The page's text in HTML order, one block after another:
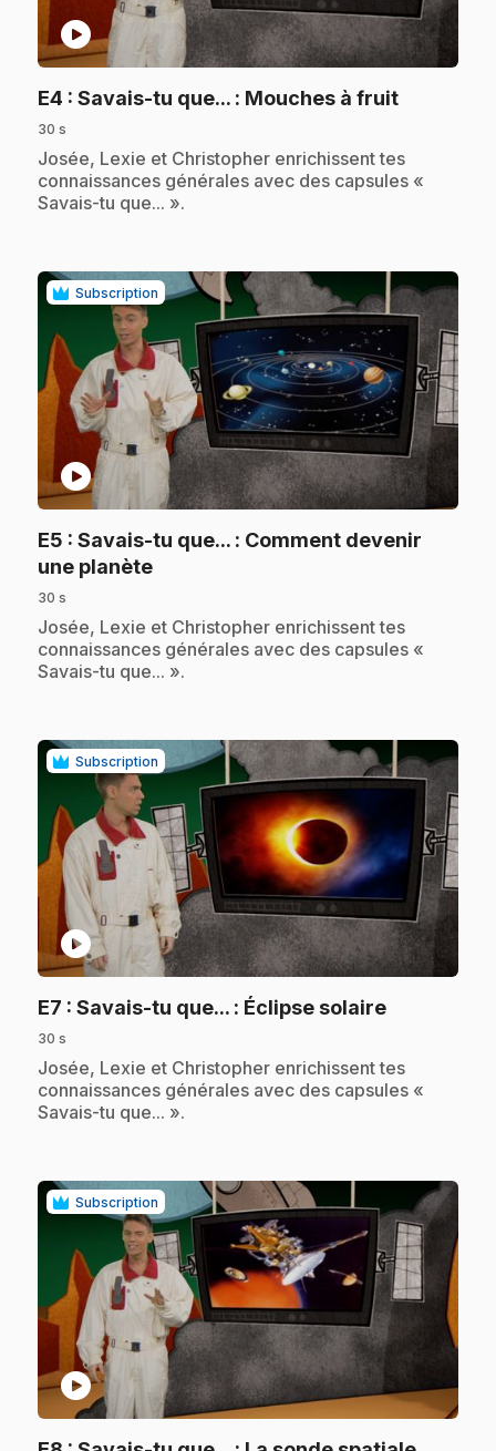
play_circle
E4 : Savais-tu que... : Mouches à fruit.
30 s
.Josée, Lexie et Christopher enrichissent tes
connaissances générales avec des capsules «
Savais-tu que... ».
Subscription
play_circle
E5 : Savais-tu que... : Comment devenir
une planète.
30 s
.Josée, Lexie et Christopher enrichissent tes
connaissances générales avec des capsules «
Savais-tu que... ».
Subscription
play_circle
E7 : Savais-tu que... : Éclipse solaire.
30 s
.Josée, Lexie et Christopher enrichissent tes
connaissances générales avec des capsules «
Savais-tu que... ».
Subscription
play_circle